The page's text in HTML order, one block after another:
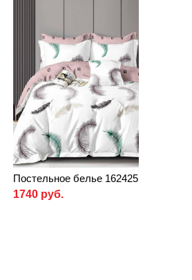
Постельное белье 162425
1740 руб.